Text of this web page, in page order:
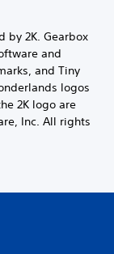
by 2K. Gearbox
and
and Tiny
logos
2K logo are
Inc. All rights